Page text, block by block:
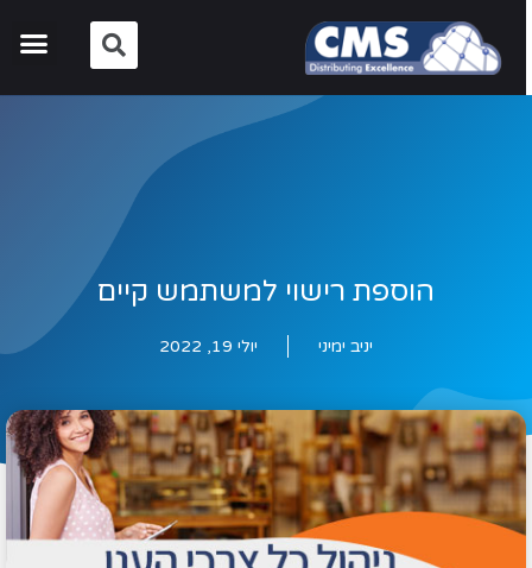
הוספת רישוי למשתמש קיים
יניב ימיני יולי 19, 2022